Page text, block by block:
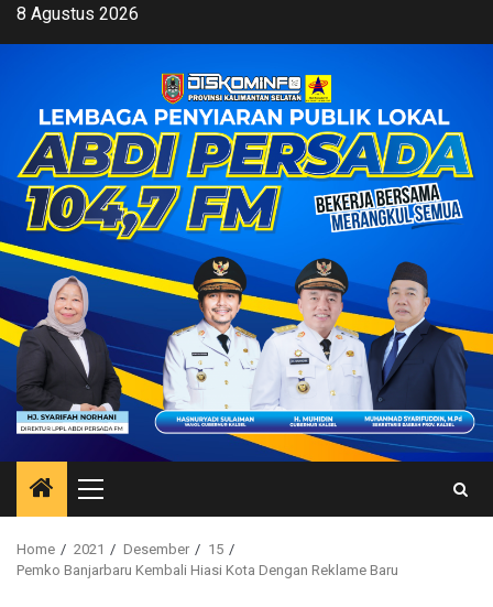
Skip8 Agustus 2026
Primary
Menu
Home 2021 Desember
15
Pemko Banjarbaru Kembali Hiasi Kota Dengan Reklame Baru